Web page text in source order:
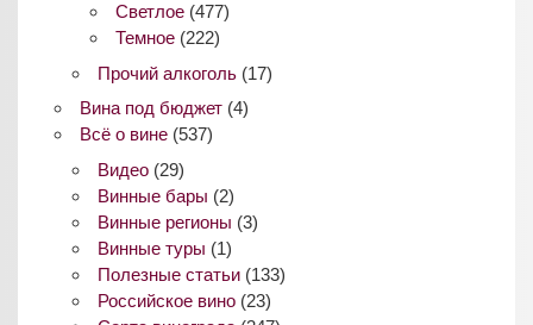
Светлое (477)
Темное (222)
Прочий алкоголь(17)
Вина под бюджет(4)
Всё о вине(537)
Видео(29)
Винные бары (2)
Винные регионы (3)
Винные туры (1)
Полезные статьи(133)
Российское вино(23)